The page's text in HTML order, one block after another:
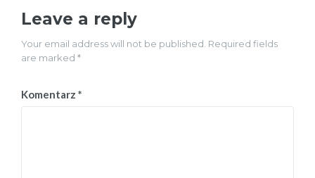
Leave a reply
Your email address will not be published. Required fields
are marked *
Komentarz *